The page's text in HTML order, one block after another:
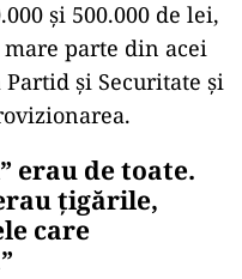
şi 500.000 de lei,
parte din acei
și Securitate și
erau de toate.
țigările,
care